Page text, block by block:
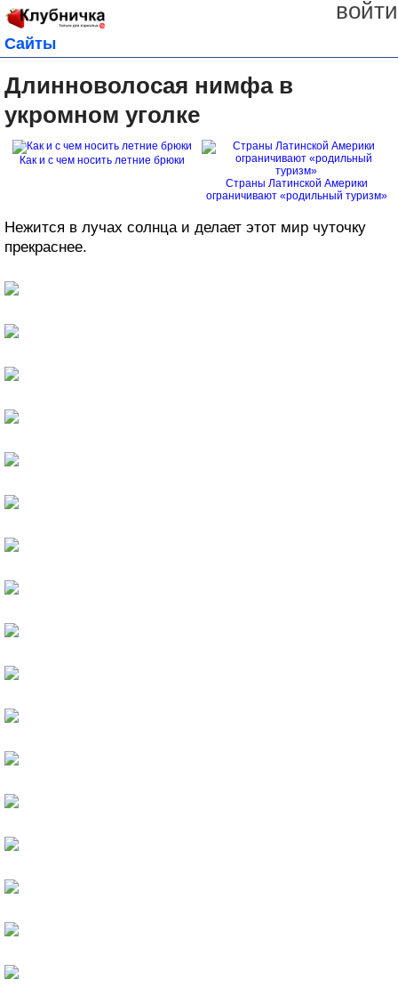
войти
Сайты
Длинноволосая нимфа в
укромном уголке
Как и с чем носить летние брюки
Страны Латинской Америки
ограничивают «родильный туризм»
Нежится в лучах солнца и делает этот мир чуточку
прекраснее.